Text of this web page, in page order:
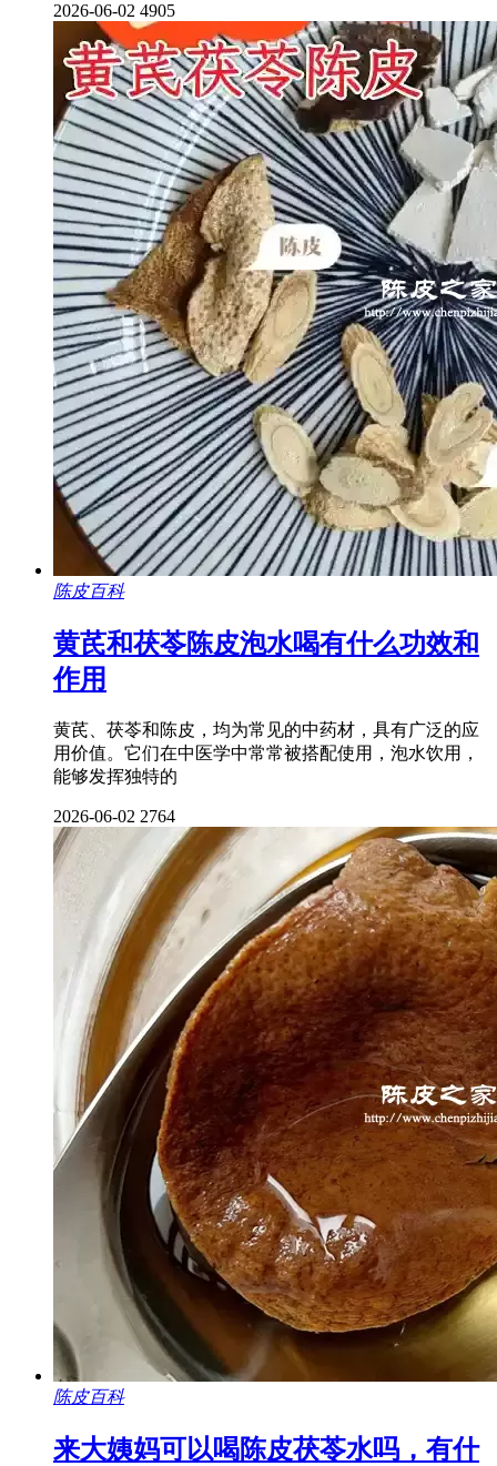
2026-06-02 4905
陈皮百科
黄芪和茯苓陈皮泡水喝有什么功效和
作用
黄芪、茯苓和陈皮，均为常见的中药材，具有广泛的应
用价值。它们在中医学中常常被搭配使用，泡水饮用，
能够发挥独特的
2026-06-02 2764
陈皮百科
来大姨妈可以喝陈皮茯苓水吗，有什